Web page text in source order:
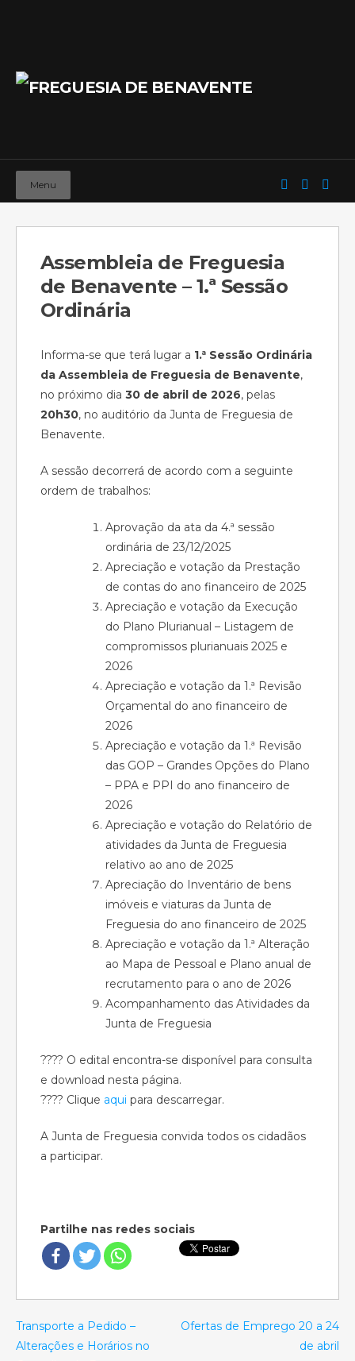
Menu
Assembleia de Freguesia
de Benavente – 1.ª Sessão
Ordinária
Informa-se que terá lugar a 1.ª Sessão Ordinária
da Assembleia de Freguesia de Benavente,
no próximo dia 30 de abril de 2026, pelas
20h30, no auditório da Junta de Freguesia de
Benavente.
A sessão decorrerá de acordo com a seguinte
ordem de trabalhos:
Aprovação da ata da 4.ª sessão
ordinária de 23/12/2025
Apreciação e votação da Prestação
de contas do ano financeiro de 2025
Apreciação e votação da Execução
do Plano Plurianual – Listagem de
compromissos plurianuais 2025 e
2026
Apreciação e votação da 1.ª Revisão
Orçamental do ano financeiro de
2026
Apreciação e votação da 1.ª Revisão
das GOP – Grandes Opções do Plano
– PPA e PPI do ano financeiro de
2026
Apreciação e votação do Relatório de
atividades da Junta de Freguesia
relativo ao ano de 2025
Apreciação do Inventário de bens
imóveis e viaturas da Junta de
Freguesia do ano financeiro de 2025
Apreciação e votação da 1.ª Alteração
ao Mapa de Pessoal e Plano anual de
recrutamento para o ano de 2026
Acompanhamento das Atividades da
Junta de Freguesia
???? O edital encontra-se disponível para consulta
e download nesta página.
???? Clique aqui para descarregar.
A Junta de Freguesia convida todos os cidadãos
a participar.
Partilhe nas redes sociais
Transporte a Pedido –
Alterações e Horários no
Ofertas de Emprego 20 a 24
de abril